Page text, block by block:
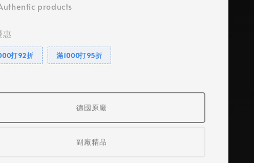
products
惠
打92折 滿1000打95折
德國原廠
副廠精品